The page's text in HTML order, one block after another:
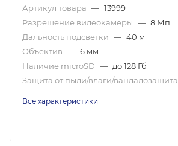
Артикул товара — 13999
Разрешение видеокамеры — 8 Мп
Дальность подсветки — 40 м
Объектив — 6 мм
Наличие microSD — до 128 Гб
Защита от пыли/влаги/вандалозащита
Все характеристики